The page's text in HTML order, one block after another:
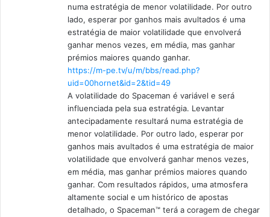
numa estratégia de menor volatilidade. Por outro
lado, esperar por ganhos mais avultados é uma
estratégia de maior volatilidade que envolverá
ganhar menos vezes, em média, mas ganhar
prémios maiores quando ganhar.
https://m-pe.tv/u/m/bbs/read.php?
uid=00hornet&id=2&tid=49
A volatilidade do Spaceman é variável e será
influenciada pela sua estratégia. Levantar
antecipadamente resultará numa estratégia de
menor volatilidade. Por outro lado, esperar por
ganhos mais avultados é uma estratégia de maior
volatilidade que envolverá ganhar menos vezes,
em média, mas ganhar prémios maiores quando
ganhar. Com resultados rápidos, uma atmosfera
altamente social e um histórico de apostas
detalhado, o Spaceman™ terá a coragem de chegar